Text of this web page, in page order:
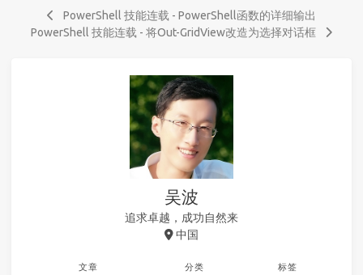
PowerShell 技能连载 - PowerShell函数的详细输出
PowerShell 技能连载 - 将Out-GridView改造为选择对话框
吴波
追求卓越，成功自然来
中国
文章 分类 标签